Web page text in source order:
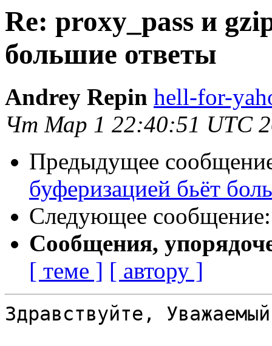
Re: proxy_pass и
большие ответы
Andrey Repin hell-for-
Чт Мар 1 22:40:51 UTC
Предыдущее
буферизацией бьёт
Следующее
Сообщения,
[ теме ] [ автору ]
Здравствуйте,